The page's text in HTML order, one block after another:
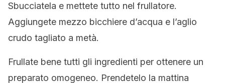
Sbucciatela e mettete tutto nel frullatore.
Aggiungete mezzo bicchiere d’acqua e l’aglio
crudo tagliato a metà.
Frullate bene tutti gli ingredienti per ottenere un
preparato omogeneo. Prendetelo la mattina